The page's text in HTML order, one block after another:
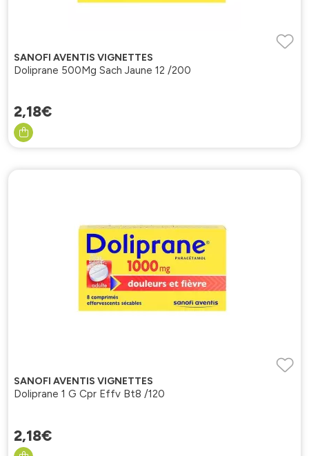
SANOFI AVENTIS VIGNETTES
Doliprane 500Mg Sach Jaune 12 /200
2,18€
SANOFI AVENTIS VIGNETTES
Doliprane 1 G Cpr Effv Bt8 /120
2,18€